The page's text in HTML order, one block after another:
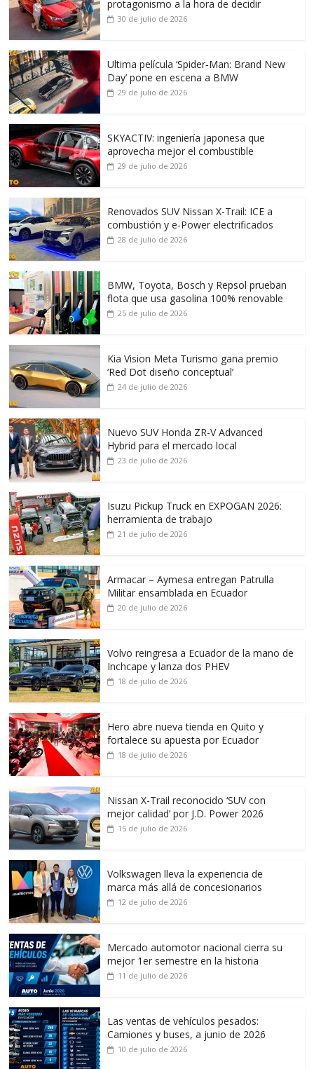
protagonismo a la hora de decidir
30 de julio de 2026
Ultima película ‘Spider‑Man: Brand New
Day’ pone en escena a BMW
29 de julio de 2026
SKYACTIV: ingeniería japonesa que
aprovecha mejor el combustible
29 de julio de 2026
Renovados SUV Nissan X-Trail: ICE a
combustión y e-Power electrificados
28 de julio de 2026
BMW, Toyota, Bosch y Repsol prueban
flota que usa gasolina 100% renovable
25 de julio de 2026
Kia Vision Meta Turismo gana premio
‘Red Dot diseño conceptual’
24 de julio de 2026
Nuevo SUV Honda ZR-V Advanced
Hybrid para el mercado local
23 de julio de 2026
Isuzu Pickup Truck en EXPOGAN 2026:
herramienta de trabajo
21 de julio de 2026
Armacar – Aymesa entregan Patrulla
Militar ensamblada en Ecuador
20 de julio de 2026
Volvo reingresa a Ecuador de la mano de
Inchcape y lanza dos PHEV
18 de julio de 2026
Hero abre nueva tienda en Quito y
fortalece su apuesta por Ecuador
18 de julio de 2026
Nissan X-Trail reconocido ‘SUV con
mejor calidad’ por J.D. Power 2026
15 de julio de 2026
Volkswagen lleva la experiencia de
marca más allá de concesionarios
12 de julio de 2026
Mercado automotor nacional cierra su
mejor 1er semestre en la historia
11 de julio de 2026
Las ventas de vehículos pesados:
Camiones y buses, a junio de 2026
10 de julio de 2026